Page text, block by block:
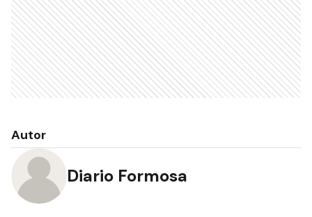
Autor
Diario Formosa